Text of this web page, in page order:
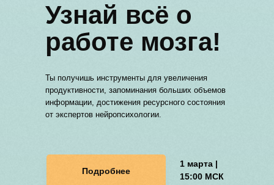
Узнай всё о
работе мозга!
Ты получишь инструменты для увеличения
продуктивности, запоминания больших объемов
информации, достижения ресурсного состояния
от экcпертов нейропсихологии.
Подробнее
1 марта |
15:00 МСК